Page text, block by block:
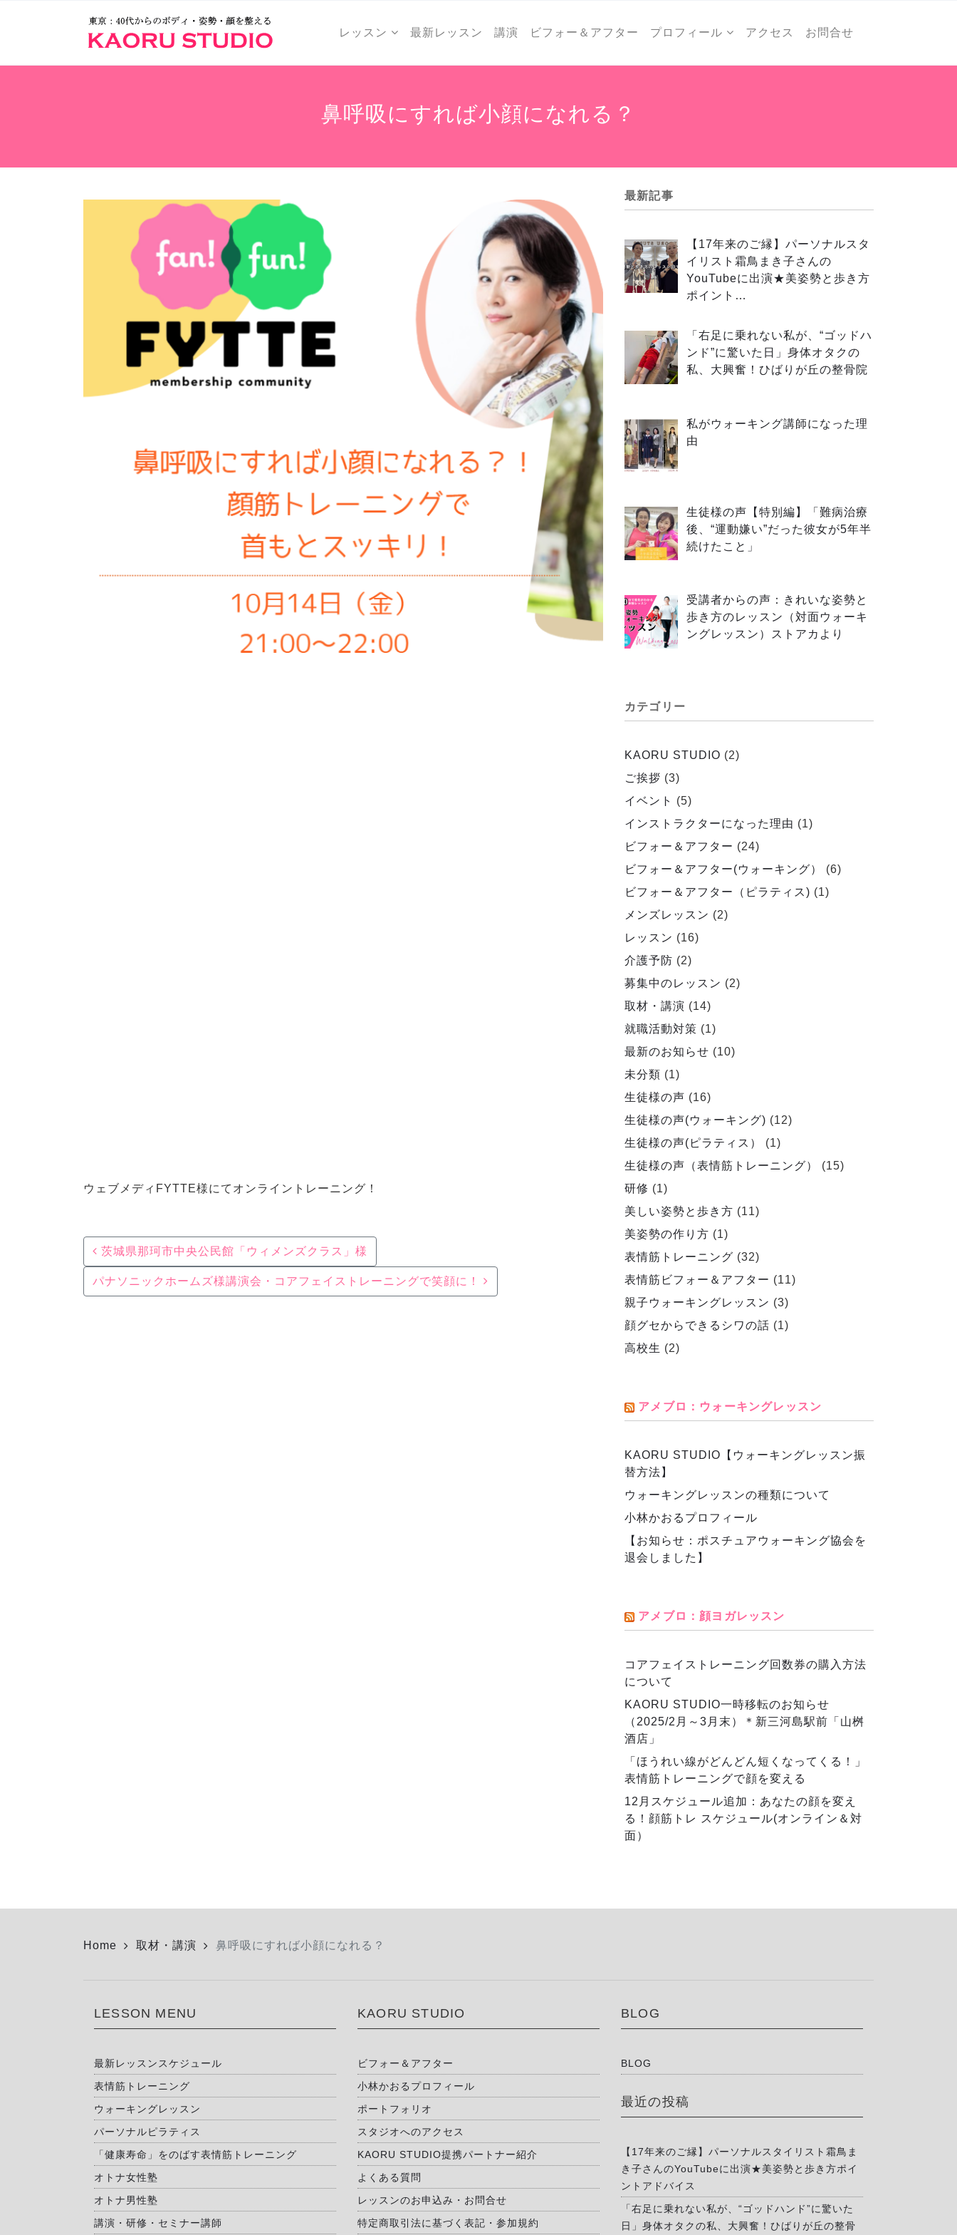
レッスン 最新レッスン 講演 ビフォー＆アフター プロフィール アクセス お問合せ
鼻呼吸にすれば小顔になれる？
ウェブメディFYTTE様にてオンライントレーニング！
Post navigation
茨城県那珂市中央公民館「ウィメンズクラス」様
パナソニックホームズ様講演会・コアフェイストレーニングで笑顔に！
最新記事
【17年来のご縁】パーソナルスタ
イリスト霜鳥まき子さんの
YouTubeに出演★美姿勢と歩き方
ポイント…
「右足に乗れない私が、“ゴッドハ
ンド”に驚いた日」身体オタクの
私、大興奮！ひばりが丘の整骨院
私がウォーキング講師になった理
由
生徒様の声【特別編】「難病治療
後、“運動嫌い”だった彼女が5年半
続けたこと」
受講者からの声：きれいな姿勢と
歩き方のレッスン（対面ウォーキ
ングレッスン）ストアカより
カテゴリー
KAORU STUDIO (2)
ご挨拶 (3)
イベント
(5)
インストラクターになった理由 (1)
ビフォー＆アフター (24)
ビフォー＆アフター(ウォーキング）
(6)
ビフォー＆アフター（ピラティス) (1)
メンズレッスン (2)
レッスン (16)
介護予防 (2)
募集中のレッスン (2)
取材・講演 (14)
就職活動対策 (1)
最新のお知らせ (10)
未分類 (1)
生徒様の声 (16)
生徒様の声(ウォーキング) (12)
生徒様の声(ピラティス）
(1)
生徒様の声（表情筋トレーニング）
(15)
研修 (1)
美しい姿勢と歩き方 (11)
美姿勢の作り方 (1)
表情筋トレーニング (32)
表情筋ビフォー＆アフター (11)
親子ウォーキングレッスン (3)
顔グセからできるシワの話 (1)
高校生 (2)
アメブロ：ウォーキングレッスン
KAORU STUDIO【ウォーキングレッスン振
替方法】
ウォーキングレッスンの種類について
小林かおるプロフィール
【お知らせ：ポスチュアウォーキング協会を
退会しました】
アメブロ：顔ヨガレッスン
コアフェイストレーニング回数券の購入方法
について
KAORU STUDIO一時移転のお知らせ
（2025/2月～3月末）＊新三河島駅前「山桝
酒店」
「ほうれい線がどんどん短くなってくる！」
表情筋トレーニングで顔を変える
12月スケジュール追加：あなたの顔を変え
る！顔筋トレ スケジュール(オンライン＆対
面）
Home 取材・講演 鼻呼吸にすれば小顔になれる？
LESSON MENU
最新レッスンスケジュール
表情筋トレーニング
ウォーキングレッスン
パーソナルピラティス
「健康寿命」をのばす表情筋トレーニング
オトナ女性塾
オトナ男性塾
講演・研修・セミナー講師
KAORU STUDIO
ビフォー＆アフター
小林かおるプロフィール
ポートフォリオ
スタジオへのアクセス
KAORU STUDIO提携パートナー紹介
よくある質問
レッスンのお申込み・お問合せ
特定商取引法に基づく表記・参加規約
BLOG
BLOG
最近の投稿
【17年来のご縁】パーソナルスタイリスト霜鳥ま
き子さんのYouTubeに出演★美姿勢と歩き方ポイ
ントアドバイス
「右足に乗れない私が、“ゴッドハンド”に驚いた
日」身体オタクの私、大興奮！ひばりが丘の整骨